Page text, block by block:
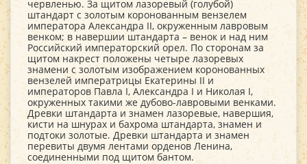
червленью. За щитом лазоревый (голубой)
штандарт с золотым коронованным вензелем
императора Александра II, окруженным лавровым
венком; в навершии штандарта – венок и над ним
Российский императорский орел. По сторонам за
щитом накрест положены четыре лазоревых
знамени с золотым изображением коронованных
вензелей императрицы Екатерины II и
императоров Павла I, Александра I и Николая I,
окруженных такими же дубово-лавровыми венками.
Древки штандарта и знамен лазоревые, навершия,
кисти на шнурах и бахрома штандарта, знамен и
подтоки золотые. Древки штандарта и знамен
перевиты двумя лентами орденов Ленина,
соединенными под щитом бантом.